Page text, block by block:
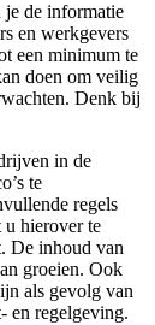
de informatie
en werkgevers
een minimum te
doen om veilig
Denk bij
in de
te
regels
hierover te
De inhoud van
groeien. Ook
als gevolg van
en regelgeving.